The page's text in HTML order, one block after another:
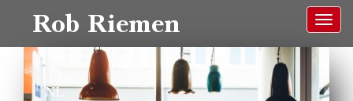
Rob Riemen
NL